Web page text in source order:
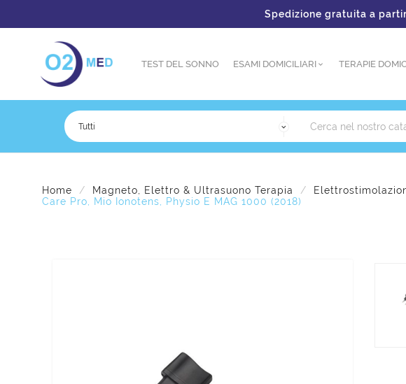
Spedizione gratuita a partire
TEST DEL SONNO ESAMI DOMICILIARI TERAPIE
Home Magneto, Elettro & Ultrasuono Terapia
Care Pro, Mio Ionotens, Physio E MAG 1000 (2018)